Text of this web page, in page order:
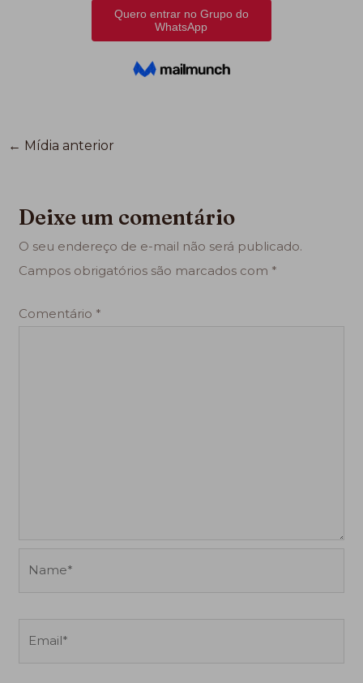
← Mídia anterior
Deixe um comentário
O seu endereço de e-mail não será publicado.
Campos obrigatórios são marcados com *
Comentário *